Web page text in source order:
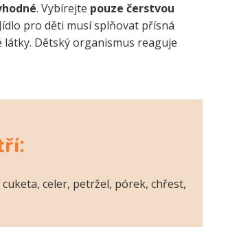
. Vybírejte pouze čerstvou
pro děti musí splňovat přísná
Dětský organismus reaguje
celer, petržel, pórek, chřest,